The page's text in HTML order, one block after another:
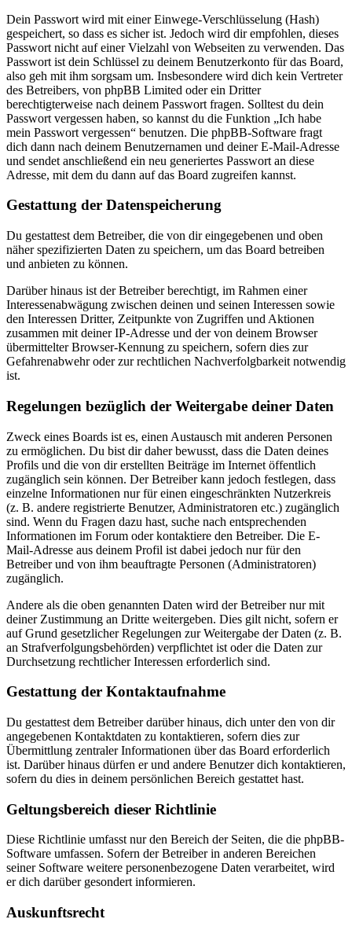
Dein Passwort wird mit einer Einwege-Verschlüsselung (Hash)
gespeichert, so dass es sicher ist. Jedoch wird dir empfohlen, dieses
Passwort nicht auf einer Vielzahl von Webseiten zu verwenden. Das
Passwort ist dein Schlüssel zu deinem Benutzerkonto für das Board,
also geh mit ihm sorgsam um. Insbesondere wird dich kein Vertreter
des Betreibers, von phpBB Limited oder ein Dritter
berechtigterweise nach deinem Passwort fragen. Solltest du dein
Passwort vergessen haben, so kannst du die Funktion „Ich habe
mein Passwort vergessen“ benutzen. Die phpBB-Software fragt
dich dann nach deinem Benutzernamen und deiner E-Mail-Adresse
und sendet anschließend ein neu generiertes Passwort an diese
Adresse, mit dem du dann auf das Board zugreifen kannst.
Gestattung der Datenspeicherung
Du gestattest dem Betreiber, die von dir eingegebenen und oben
näher spezifizierten Daten zu speichern, um das Board betreiben
und anbieten zu können.
Darüber hinaus ist der Betreiber berechtigt, im Rahmen einer
Interessenabwägung zwischen deinen und seinen Interessen sowie
den Interessen Dritter, Zeitpunkte von Zugriffen und Aktionen
zusammen mit deiner IP-Adresse und der von deinem Browser
übermittelter Browser-Kennung zu speichern, sofern dies zur
Gefahrenabwehr oder zur rechtlichen Nachverfolgbarkeit notwendig
ist.
Regelungen bezüglich der Weitergabe deiner Daten
Zweck eines Boards ist es, einen Austausch mit anderen Personen
zu ermöglichen. Du bist dir daher bewusst, dass die Daten deines
Profils und die von dir erstellten Beiträge im Internet öffentlich
zugänglich sein können. Der Betreiber kann jedoch festlegen, dass
einzelne Informationen nur für einen eingeschränkten Nutzerkreis
(z. B. andere registrierte Benutzer, Administratoren etc.) zugänglich
sind. Wenn du Fragen dazu hast, suche nach entsprechenden
Informationen im Forum oder kontaktiere den Betreiber. Die E-
Mail-Adresse aus deinem Profil ist dabei jedoch nur für den
Betreiber und von ihm beauftragte Personen (Administratoren)
zugänglich.
Andere als die oben genannten Daten wird der Betreiber nur mit
deiner Zustimmung an Dritte weitergeben. Dies gilt nicht, sofern er
auf Grund gesetzlicher Regelungen zur Weitergabe der Daten (z. B.
an Strafverfolgungsbehörden) verpflichtet ist oder die Daten zur
Durchsetzung rechtlicher Interessen erforderlich sind.
Gestattung der Kontaktaufnahme
Du gestattest dem Betreiber darüber hinaus, dich unter den von dir
angegebenen Kontaktdaten zu kontaktieren, sofern dies zur
Übermittlung zentraler Informationen über das Board erforderlich
ist. Darüber hinaus dürfen er und andere Benutzer dich kontaktieren,
sofern du dies in deinem persönlichen Bereich gestattet hast.
Geltungsbereich dieser Richtlinie
Diese Richtlinie umfasst nur den Bereich der Seiten, die die phpBB-
Software umfassen. Sofern der Betreiber in anderen Bereichen
seiner Software weitere personenbezogene Daten verarbeitet, wird
er dich darüber gesondert informieren.
Auskunftsrecht